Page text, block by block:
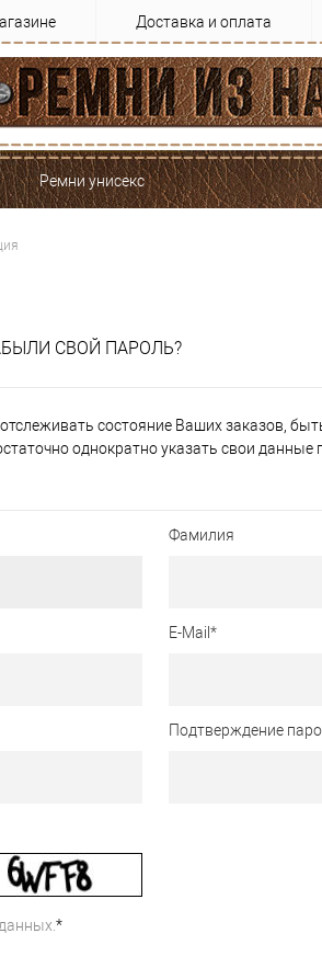
Доставка и оплата
Ремни унисекс
СВОЙ ПАРОЛЬ?
состояние Ваших заказов,
однократно указать свои данные
Фамилия
E-Mail *
Подтверждение
*